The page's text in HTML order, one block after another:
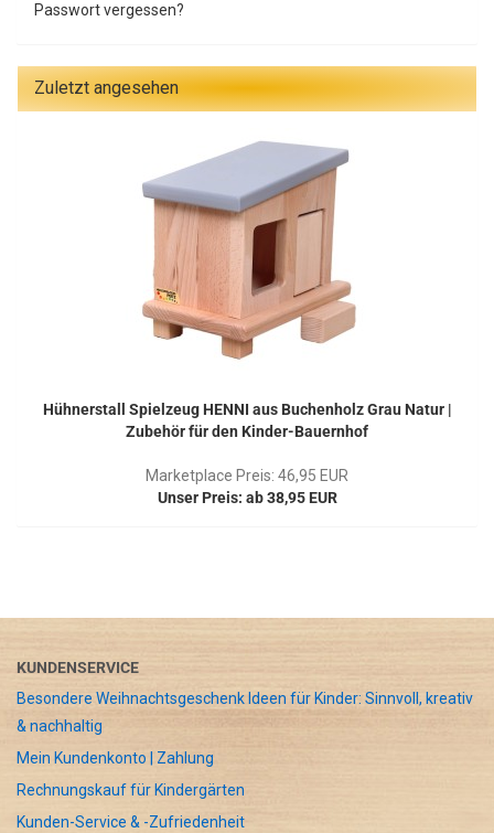
Passwort vergessen?
Zuletzt angesehen
Hühnerstall Spielzeug HENNI aus Buchenholz Grau Natur |
Zubehör für den Kinder-Bauernhof
Marketplace Preis: 46,95 EUR
Unser Preis: ab 38,95 EUR
KUNDENSERVICE
Besondere Weihnachtsgeschenk Ideen für Kinder: Sinnvoll, kreativ
& nachhaltig
Mein Kundenkonto | Zahlung
Rechnungskauf für Kindergärten
Kunden-Service & -Zufriedenheit